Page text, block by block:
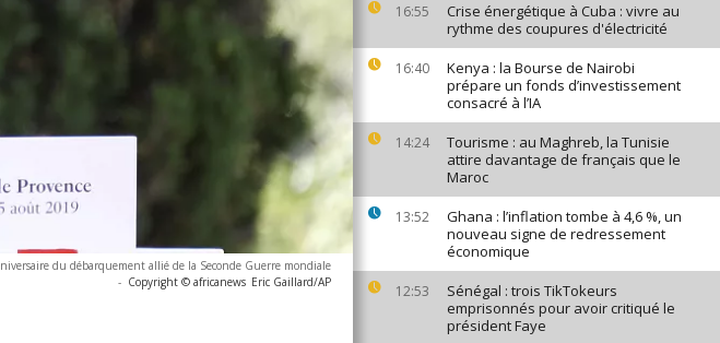
16:55
Crise énergétique à Cuba : vivre au
rythme des coupures d'électricité
16:40
Kenya : la Bourse de Nairobi
prépare un fonds d’investissement
consacré à l’IA
14:24
Tourisme : au Maghreb, la Tunisie
attire davantage de français que le
Maroc
13:52
Ghana : l’inflation tombe à 4,6 %, un
nouveau signe de redressement
économique
12:53
Sénégal : trois TikTokeurs
emprisonnés pour avoir critiqué le
président Faye
du débarquement allié de la Seconde Guerre mondiale
- Copyright © africanews Eric Gaillard/AP